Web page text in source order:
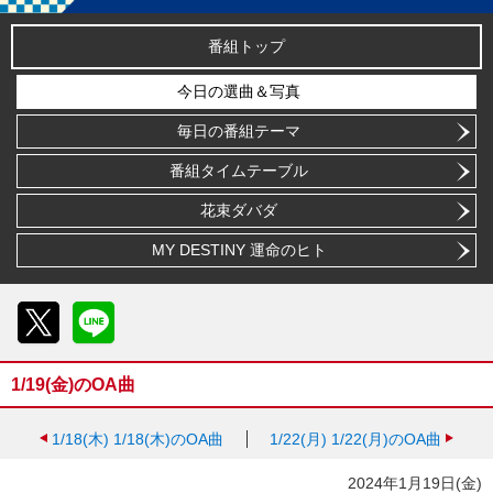
番組トップ
今日の選曲＆写真
毎日の番組テーマ
番組タイムテーブル
花束ダバダ
MY DESTINY 運命のヒト
1/19(金)のOA曲
1/18(木) 1/18(木)のOA曲 1/22(月) 1/22(月)のOA曲
2024年1月19日(金)